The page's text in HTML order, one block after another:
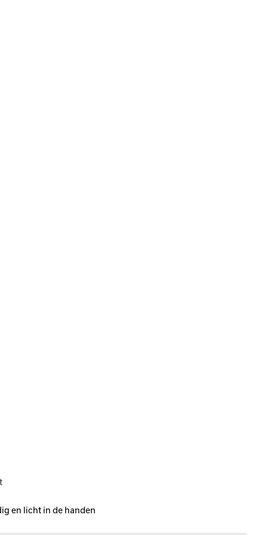
en licht in de handen